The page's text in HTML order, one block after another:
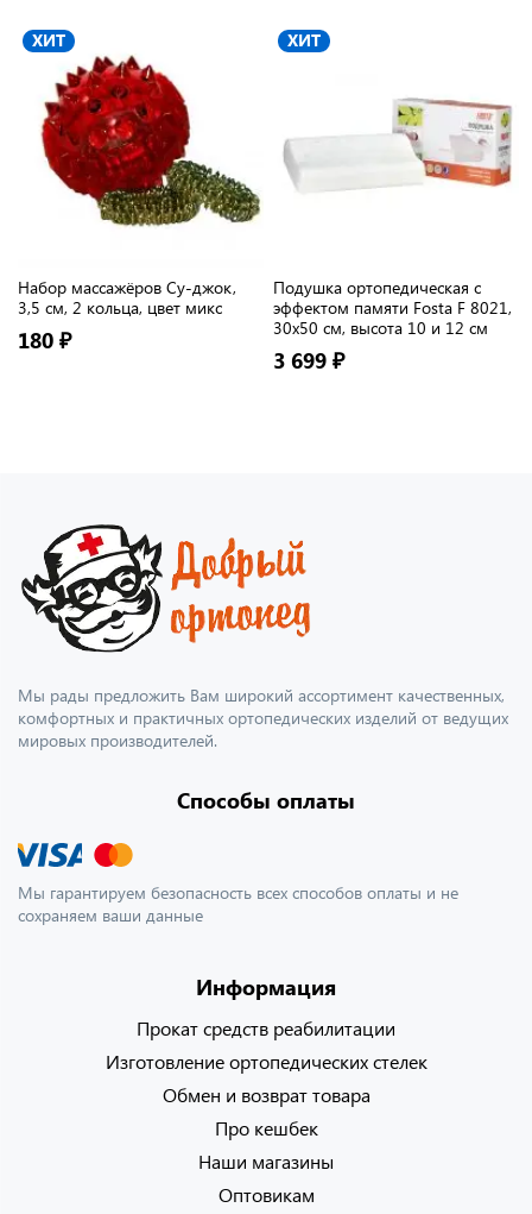
ХИТ
Набор массажёров Су-джок,
3,5 см, 2 кольца, цвет микс
180 ₽
ХИТ
Подушка ортопедическая с
эффектом памяти Fosta F 8021,
30х50 см, высота 10 и 12 см
3 699 ₽
Мы рады предложить Вам широкий ассортимент качественных,
комфортных и практичных ортопедических изделий от ведущих
мировых производителей.
Способы оплаты
Мы гарантируем безопасность всех способов оплаты и не
сохраняем ваши данные
Информация
Прокат средств реабилитации
Изготовление ортопедических стелек
Обмен и возврат товара
Про кешбек
Наши магазины
Оптовикам